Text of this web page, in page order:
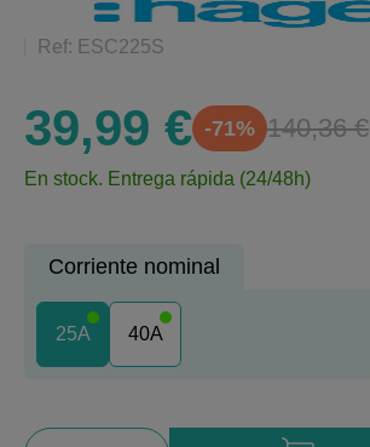
Ref: ESC225S
39,99 € -71% 140,36 €
En stock. Entrega rápida (24/48h)
Corriente nominal
25A 40A